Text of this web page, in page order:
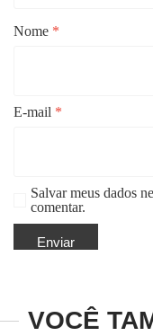
Nome *
E-mail *
Salvar meus dados
comentar.
VOCÊ